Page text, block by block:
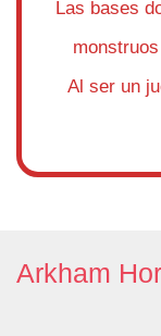
Las bases
Al ser un
Arkham